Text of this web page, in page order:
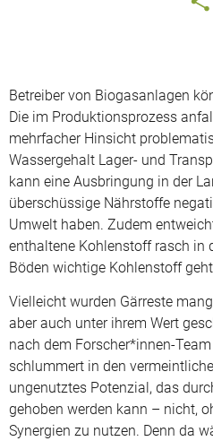
Betreiber von Biogasanlagen
Die im Produktionsprozess
mehrfacher Hinsicht
Wassergehalt Lager- und
kann eine Ausbringung in der
überschüssige Nährstoffe
Umwelt haben. Zudem
enthaltene Kohlenstoff rasch in
Böden wichtige Kohlenstoff
Vielleicht wurden Gärreste
aber auch unter ihrem Wert
nach dem Forscher*innen-Team
schlummert in den
ungenutztes Potenzial, das
gehoben werden kann – nicht,
Synergien zu nutzen. Denn da